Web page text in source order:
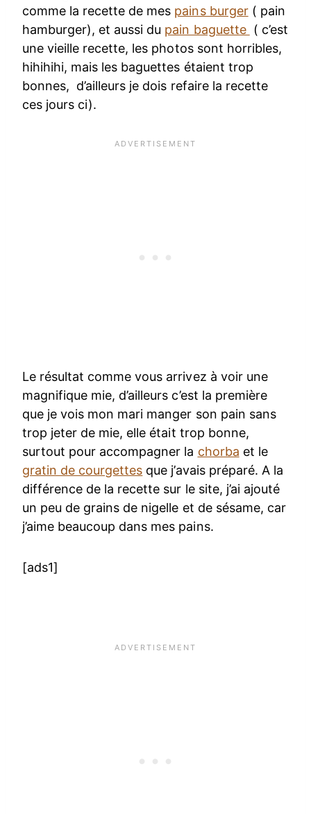
comme la recette de mes pains burger( pain
hamburger), et aussi du pain baguette ( c’est
une vieille recette, les photos sont horribles,
hihihihi, mais les baguettes étaient trop
bonnes, d’ailleurs je dois refaire la recette
ces jours ci).
Le résultat comme vous arrivez à voir une
magnifique mie, d’ailleurs c’est la première
que je vois mon mari manger son pain sans
trop jeter de mie, elle était trop bonne,
surtout pour accompagner la chorba et le
gratin de courgettes que j’avais préparé. A la
différence de la recette sur le site, j’ai ajouté
un peu de grains de nigelle et de sésame, car
j’aime beaucoup dans mes pains.
[ads1]